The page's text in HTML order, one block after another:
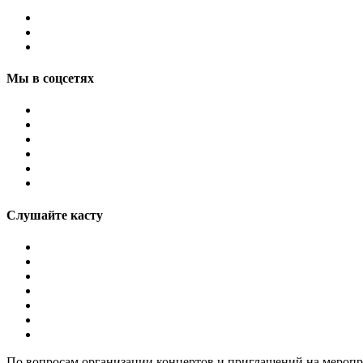
Мы в соцсетях
Слушайте касту